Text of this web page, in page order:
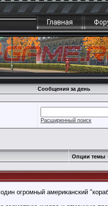
Главная
Сообщения за день
Расширенный поиск
Опции темы
огромный американский